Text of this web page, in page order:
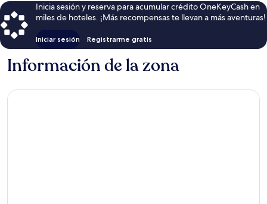
Inicia sesión y reserva para acumular crédito OneKeyCash en
miles de hoteles. ¡Más recompensas te llevan a más aventuras!
Iniciar sesión Registrarme gratis
Información de la zona